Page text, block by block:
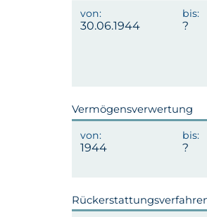
30.06.1944
Vermögensverwertung
1944